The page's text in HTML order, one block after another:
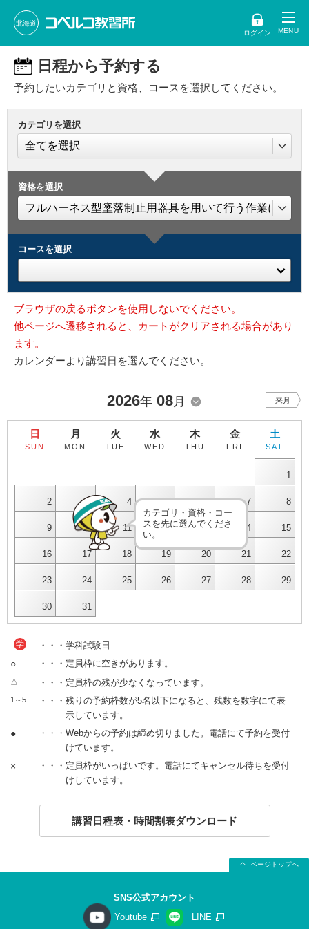
北海道
ログイン
日程から予約する
予約したいカテゴリと資格、コースを選択してください。
カテゴリを選択
資格を選択
コースを選択
ブラウザの戻るボタンを使用しないでください。
他ページへ遷移されると、カートがクリアされる場合があり
ます。
カレンダーより講習日を選んでください。
2026年 08月 来月
日
SUN
月
MON
火
TUE
水
WED
木
THU
金
FRI
土
SAT
1
2 3 4 5 6 7 8
9 10 11 12 13 14 15
16 17 18 19 20 21 22
23 24 25 26 27 28 29
30 31
カテゴリ・資格・コー
スを先に選んでくださ
い。
学 ・・・学科試験日
○ ・・・定員枠に空きがあります。
△ ・・・定員枠の残が少なくなっています。
1～5
・・・残りの予約枠数が5名以下になると、残数を数字にて表
示しています。
●
・・・Webからの予約は締め切りました。電話にて予約を受付
けています。
×
・・・定員枠がいっぱいです。電話にてキャンセル待ちを受付
けしています。
講習日程表・時間割表ダウンロード
ページトップへ
SNS公式アカウント
Youtube
LINE